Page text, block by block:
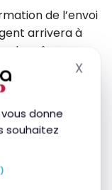
donne
souhaitez
X
de l’envoi
arrivera à
la même